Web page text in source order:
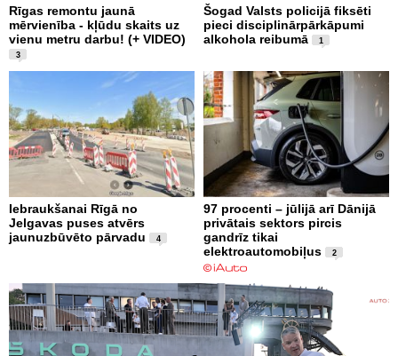
Rīgas remontu jaunā
mērvienība - kļūdu skaits uz
vienu metru darbu! (+ VIDEO)
3
Šogad Valsts policijā fiksēti
pieci disciplinārpārkāpumi
alkohola reibumā
1
Iebraukšanai Rīgā no
Jelgavas puses atvērs
jaunuzbūvēto pārvadu
4
97 procenti – jūlijā arī Dānijā
privātais sektors pircis
gandrīz tikai
elektroautomobiļus
2